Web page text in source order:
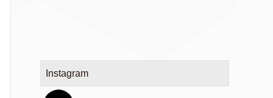
Instagram